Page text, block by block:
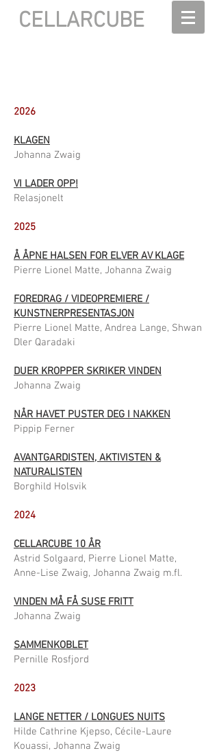
CELLARCUBE
2026
KLAGEN
Johanna Zwaig
VI LADER OPP!
Relasjonelt
2025
Å ÅPNE HALSEN FOR ELVER AV KLAGE
Pierre Lionel Matte, Johanna Zwaig
FOREDRAG / VIDEOPREMIERE /
KUNSTNERPRESENTASJON
Pierre Lionel Matte, Andrea Lange, Shwan
Dler Qaradaki
DUER KROPPER SKRIKER VINDEN
Johanna Zwaig
NÅR HAVET PUSTER DEG I NAKKEN
Pippip Ferner
AVANTGARDISTEN, AKTIVISTEN &
NATURALISTEN
Borghild Holsvik
2024
CELLARCUBE 10 ÅR
Astrid Solgaard, Pierre Lionel Matte,
Anne-Lise Zwaig, Johanna Zwaig m.fl.
VINDEN MÅ FÅ SUSE FRITT
Johanna Zwaig
SAMMENKOBLET
Pernille Rosfjord
2023
LANGE NETTER / LONGUES NUITS
Hilde Cathrine Kjepso, Cécile-Laure
Kouassi, Johanna Zwaig